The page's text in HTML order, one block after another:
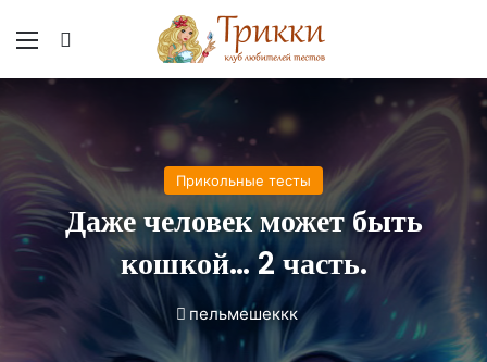
Меню
Прикольные тесты
Даже человек может быть
кошкой… 2 часть.
пельмешеккк